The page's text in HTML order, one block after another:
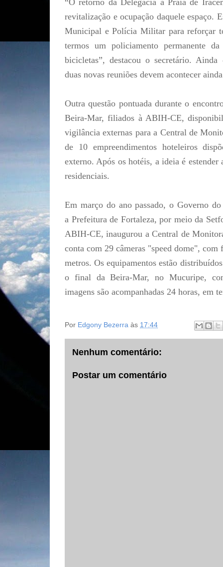
“O retorno da Delegacia à Praia de
revitalização e ocupação daquele espaço.
Municipal e Polícia Militar para reforçar
termos um policiamento permanente
bicicletas”, destacou o secretário.
duas novas reuniões devem acontecer
Outra questão pontuada durante o
Beira-Mar, filiados à ABIH-CE,
vigilância externas para a Central de
de 10 empreendimentos hoteleiros
externo. Após os hotéis, a ideia é
residenciais.
Em março do ano passado, o Governo
a Prefeitura de Fortaleza, por meio da
ABIH-CE, inaugurou a Central de
conta com 29 câmeras "speed dome",
metros. Os equipamentos estão
o final da Beira-Mar, no Mucuripe,
imagens são acompanhadas 24 horas, em
Por Edgony Bezerra às 17:44
Nenhum comentário:
Postar um comentário